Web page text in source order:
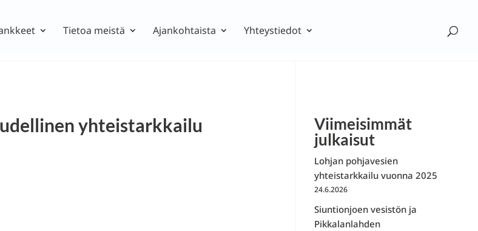
Tietoa meistä Ajankohtaista Yhteystiedot
yhteistarkkailu
Viimeisimmät
julkaisut
Lohjan pohjavesien
yhteistarkkailu vuonna 2025
24.6.2026
Siuntionjoen vesistön ja
Pikkalanlahden